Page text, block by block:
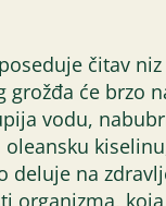
čitav
grožđa će brzo
vodu,
na